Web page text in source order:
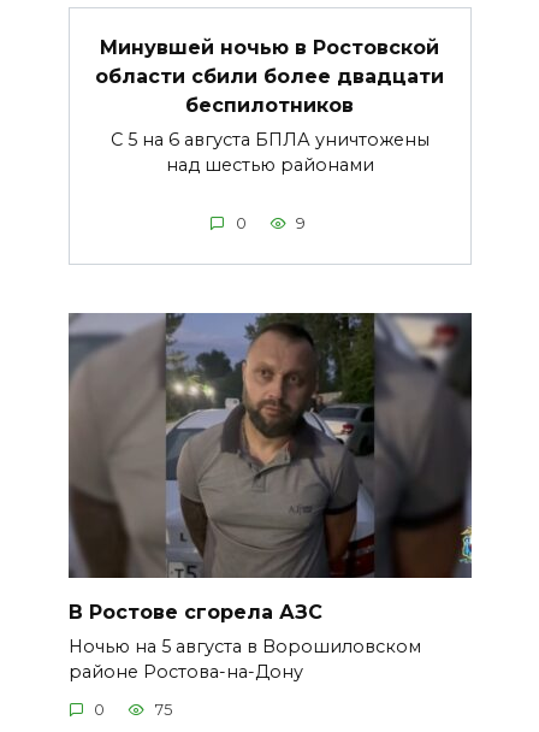
Минувшей ночью в Ростовской
области сбили более двадцати
беспилотников
С 5 на 6 августа БПЛА уничтожены
над шестью районами
0 9
В Ростове сгорела АЗС
Ночью на 5 августа в Ворошиловском
районе Ростова-на-Дону
0 75